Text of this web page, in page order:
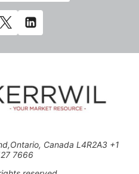
Canada L4R2A3 +1
7666